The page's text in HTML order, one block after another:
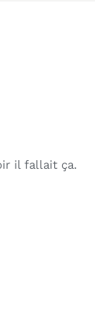
il fallait ça.